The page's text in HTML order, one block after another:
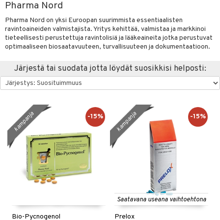
Pharma Nord
Pharma Nord on yksi Euroopan suurimmista essentiaalisten
ravintoaineiden valmistajista. Yritys kehittää, valmistaa ja markkinoi
tieteellisesti perustettuja ravintolisiä ja lääkeaineita jotka perustuvat
optimaaliseen biosaatavuuteen, turvallisuuteen ja dokumentaatioon.
Järjestä tai suodata jotta löydät suosikkisi helposti:
Bio-Pycnogenol
kampanja -15%
Saatavana useana vaihtoehtona
Prelox
kampanja -15%
& liemet
& siementahnoja
tuotteet
hoito
jalat
hoito
hoito
tarvikkeet
hoito
suihku & saippuat
& imetys
lihakset
käytettävät